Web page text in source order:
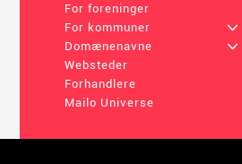
For foreninger
For kommuner
+
Domænenavne
+
Websteder
Forhandlere
Mailo Universe